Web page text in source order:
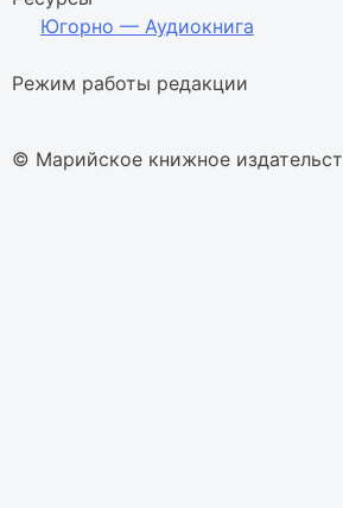
Югорно — Аудиокнига
Режим работы редакции
© Марийское книжное